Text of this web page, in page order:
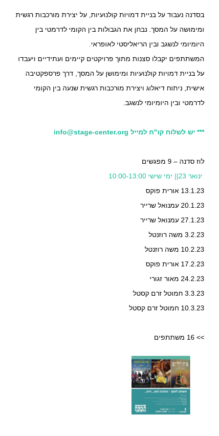
בסדנה נעבוד על בניית דמויות קולנועיות, על יצירת מורכבות רגשית
ומימושה על המסך. נבחן את הגבולות בין הקומי לדרמטי בין
היומיומי לנשגב ובין הריאליסטי לאופראי.
המשתתפים יקבלו סצנות מתוך פרויקטים קיימים ועתידיים ויעבדו
על בניית דמויות קולנועיות ומימושן על המסך, דרך פרספקטיבה
אישית, ניתוח דיאלוג ויצירת מורכבות רגשית שנעה בין הקומי
לדרמטי ובין היומיומי לנשגב.
*** יש לשלוח קו"ח למייל info@stage-center.org
לוז סדנה – 9 מפגשים
ינואר 23|| ימי שישי 10:00-13:00
13.1.23 אורית פוקס
20.1.23 עמנואל שרייר
27.1.23 עמנואל שרייר
3.2.23 משה רוזנטל
10.2.23 משה רוזנטל
17.2.23 אורית פוקס
24.2.23 מאור זגורי
3.3.23 חמוטל זרם קסטל
10.3.23 חמוטל זרם קסטל
>> 16 משתתפים